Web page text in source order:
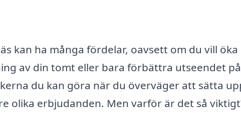
kan ha många fördelar, oavsett om du vill öka
av din tomt eller bara förbättra utseendet
du kan göra när du överväger att sätta
olika erbjudanden. Men varför är det så